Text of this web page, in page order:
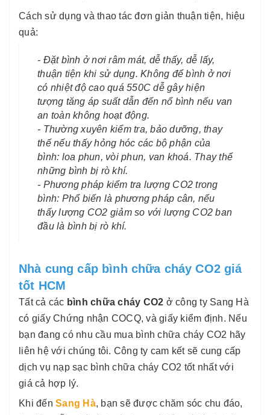
Cách sử dụng và thao tác đơn giản thuận tiện, hiệu
quả:
- Đặt bình ở nơi râm mát, dễ thấy, dễ lấy,
thuận tiện khi sử dụng. Không để bình ở nơi
có nhiệt độ cao quá 550C dễ gây hiện
tượng tăng áp suất dẫn đến nổ bình nếu van
an toàn không hoạt động.
- Thường xuyên kiểm tra, bảo dưỡng, thay
thế nếu thấy hỏng hóc các bộ phận của
bình: loa phun, vòi phun, van khoá. Thay thế
những bình bị rò khí.
- Phương pháp kiểm tra lượng CO2 trong
bình: Phổ biến là phương pháp cân, nếu
thấy lượng CO2 giảm so với lượng CO2 ban
đầu là bình bị rò khí.
Nhà cung cấp bình chữa cháy CO2 giá
tốt HCM
Tất cả các bình chữa cháy CO2 ở công ty Sang Hà
có giấy Chứng nhận COCQ, và giấy kiểm định. Nếu
bạn đang có nhu cầu mua bình chữa cháy CO2 hãy
liên hệ với chúng tôi. Công ty cam kết sẽ cung cấp
dịch vụ nạp sạc bình chữa cháy CO2 tốt nhất với
giá cả hợp lý.
Khi đến Sang Hà, bạn sẽ được chăm sóc chu đáo,